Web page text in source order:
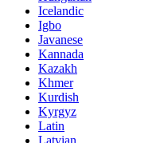
Icelandic
Igbo
Javanese
Kannada
Kazakh
Khmer
Kurdish
Kyrgyz
Latin